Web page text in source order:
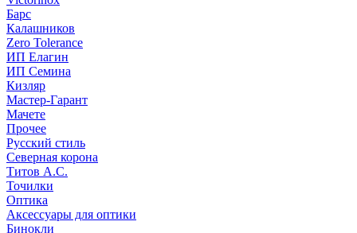
Барс
Калашников
Zero Tolerance
ИП Елагин
ИП Семина
Кизляр
Мастер-Гарант
Мачете
Прочее
Русский стиль
Северная корона
Титов А.С.
Точилки
Оптика
Аксессуары для оптики
Бинокли